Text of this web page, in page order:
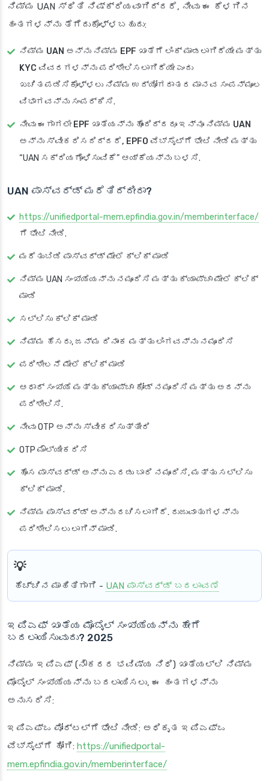
ನಿಮ್ಮ UAN ಸ್ಥಿತಿ ನಿಷ್ಕ್ರಿಯವಾಗಿದ್ದರೆ, ನೀವು ಈ ಕೆಳಗಿನ
ಹಂತಗಳನ್ನು ತೆಗೆದುಕೊಳ್ಳಬಹುದು:
ನಿಮ್ಮ UAN ಅನ್ನು ನಿಮ್ಮ EPF ಖಾತೆಗೆ ಲಿಂಕ್ ಮಾಡಲಾಗಿದೆಯೇ ಮತ್ತು
KYC ವಿವರಗಳನ್ನು ಪರಿಶೀಲಿಸಲಾಗಿದೆಯೇ ಎಂದು
ಖಚಿತಪಡಿಸಿಕೊಳ್ಳಲು ನಿಮ್ಮ ಉದ್ಯೋಗದಾತರ ಮಾನವ ಸಂಪನ್ಮೂಲ
ವಿಭಾಗವನ್ನು ಸಂಪರ್ಕಿಸಿ.
ನೀವು ಈಗಾಗಲೇ EPF ಖಾತೆಯನ್ನು ಹೊಂದಿದ್ದರೂ ಇನ್ನೂ ನಿಮ್ಮ UAN
ಅನ್ನು ಸ್ವೀಕರಿಸದಿದ್ದರೆ, EPFO ವೆಬ್‌ಸೈಟ್‌ಗೆ ಭೇಟಿ ನೀಡಿ ಮತ್ತು
“UAN ಸಕ್ರಿಯಗೊಳಿಸುವಿಕೆ” ಆಯ್ಕೆಯನ್ನು ಬಳಸಿ.
UAN ಪಾಸ್‌ವರ್ಡ್ ಮರೆತಿದ್ದೀರಾ?
https://unifiedportal-mem.epfindia.gov.in/memberinterface/
ಗೆ ಭೇಟಿ ನೀಡಿ.
ಮರೆತುಬಿಡಿ ಪಾಸ್‌ವರ್ಡ್ ಮೇಲೆ ಕ್ಲಿಕ್ ಮಾಡಿ
ನಿಮ್ಮ UAN ಸಂಖ್ಯೆಯನ್ನು ನಮೂದಿಸಿ ಮತ್ತು ಕ್ಯಾಪ್ಚಾ ಮೇಲೆ ಕ್ಲಿಕ್
ಮಾಡಿ
ಸಲ್ಲಿಸು ಕ್ಲಿಕ್ ಮಾಡಿ
ನಿಮ್ಮ ಹೆಸರು, ಜನ್ಮ ದಿನಾಂಕ ಮತ್ತು ಲಿಂಗವನ್ನು ನಮೂದಿಸಿ
ಪರಿಶೀಲನೆ ಮೇಲೆ ಕ್ಲಿಕ್ ಮಾಡಿ
ಆಧಾರ್ ಸಂಖ್ಯೆ ಮತ್ತು ಕ್ಯಾಪ್ಚಾ ಕೋಡ್ ನಮೂದಿಸಿ ಮತ್ತು ಅದನ್ನು
ಪರಿಶೀಲಿಸಿ.
ನೀವು OTP ಅನ್ನು ಸ್ವೀಕರಿಸುತ್ತೀರಿ
OTP ಮೌಲ್ಯೀಕರಿಸಿ
ಹೊಸ ಪಾಸ್‌ವರ್ಡ್ ಅನ್ನು ಎರಡು ಬಾರಿ ನಮೂದಿಸಿ, ಮತ್ತು ಸಲ್ಲಿಸು
ಕ್ಲಿಕ್ ಮಾಡಿ.
ನಿಮ್ಮ ಪಾಸ್‌ವರ್ಡ್ ಅನ್ನು ರಚಿಸಲಾಗಿದೆ. ರುಜುವಾತುಗಳನ್ನು
ಪರಿಶೀಲಿಸಲು ಲಾಗಿನ್ ಮಾಡಿ.
ಹೆಚ್ಚಿನ ಮಾಹಿತಿಗಾಗಿ - UAN ಪಾಸ್‌ವರ್ಡ್ ಬದಲಾವಣೆ
ಇಪಿಎಫ್ ಖಾತೆಯ ಮೊಬೈಲ್ ಸಂಖ್ಯೆಯನ್ನು ಹೇಗೆ
ಬದಲಾಯಿಸುವುದು? 2025
ನಿಮ್ಮ ಇಪಿಎಫ್ (ನೌಕರರ ಭವಿಷ್ಯ ನಿಧಿ) ಖಾತೆಯಲ್ಲಿ ನಿಮ್ಮ
ಮೊಬೈಲ್ ಸಂಖ್ಯೆಯನ್ನು ಬದಲಾಯಿಸಲು, ಈ ಹಂತಗಳನ್ನು
ಅನುಸರಿಸಿ:
ಇಪಿಎಫ್‌ಒ ಪೋರ್ಟಲ್‌ಗೆ ಭೇಟಿ ನೀಡಿ: ಅಧಿಕೃತ ಇಪಿಎಫ್‌ಒ
ವೆಬ್‌ಸೈಟ್‌ಗೆ ಹೋಗಿ: https://unifiedportal-
mem.epfindia.gov.in/memberinterface/